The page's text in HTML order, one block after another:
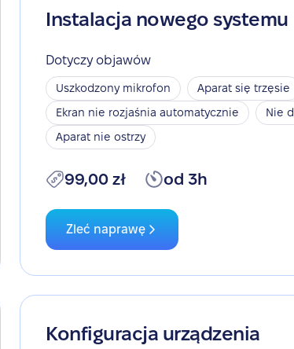
Instalacja nowego systemu
Dotyczy objawów
Uszkodzony mikrofon
Aparat się trzęsie
Ekran nie rozjaśnia automatycznie
Nie
Aparat nie ostrzy
99,00 zł od 3h
Zleć naprawę
Konfiguracja urządzenia